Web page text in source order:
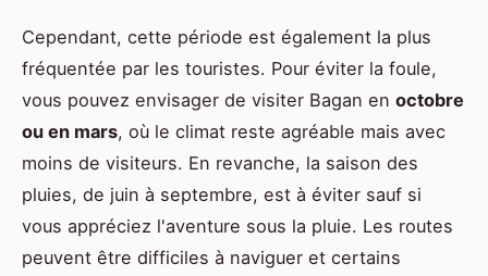
Cependant, cette période est également la plus
fréquentée par les touristes. Pour éviter la foule,
vous pouvez envisager de visiter Bagan en octobre
ou en mars, où le climat reste agréable mais avec
moins de visiteurs. En revanche, la saison des
pluies, de juin à septembre, est à éviter sauf si
vous appréciez l'aventure sous la pluie. Les routes
peuvent être difficiles à naviguer et certains